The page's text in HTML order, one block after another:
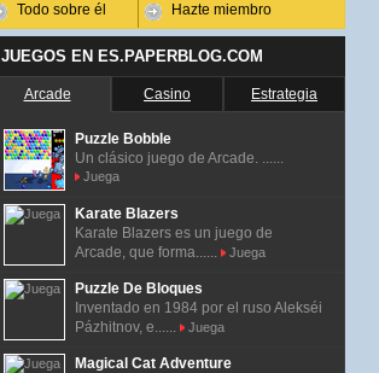
Todo sobre él Hazte miembro
JUEGOS EN ES.PAPERBLOG.COM
Arcade Casino Estrategia
Puzzle Bobble
Un clásico juego de Arcade. ......
Juega
Karate Blazers
Karate Blazers es un juego de
Arcade, que forma......
Juega
Puzzle De Bloques
Inventado en 1984 por el ruso Alekséi
Pázhitnov, e......
Juega
Magical Cat Adventure